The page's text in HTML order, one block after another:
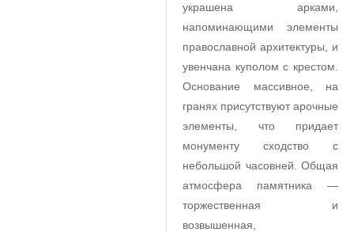
украшена арками,
напоминающими элементы
православной архитектуры, и
увенчана куполом с крестом.
Основание массивное, на
гранях присутствуют арочные
элементы, что придает
монументу сходство с
небольшой часовней. Общая
атмосфера памятника —
торжественная и
возвышенная,